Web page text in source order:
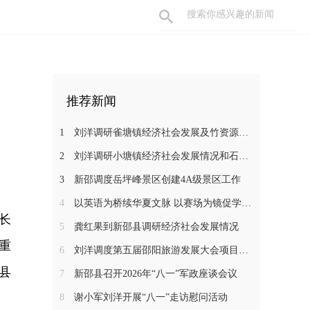
推荐新闻
1 刘洋调研雀塘镇经济社会发展及竹资源综合循环利用项目推进工作
2 刘洋调研小塘镇经济社会发展情况和石马江流域农文旅项目
3 新邵调度岳坪峰景区创建4A级景区工作
4 以英语为桥续华夏文脉 以赛场为镜促学子成长——新邵一中学子在省级 “用英语讲中国故事”大赛中斩获佳绩
5 龚红果到新邵县调研经济社会发展情况
6 刘洋调度第五届邵阳旅游发展大会项目建设工作
7 新邵县召开2026年“八一”军政座谈会议
8 谢小军刘洋开展“八一”走访慰问活动